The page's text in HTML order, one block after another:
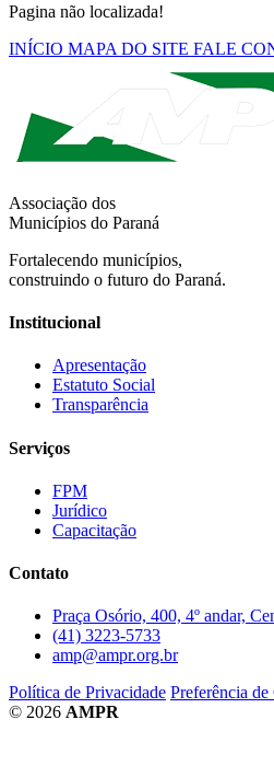
Pagina não localizada!
INÍCIO MAPA DO SITE FALE
Associação dos
Municípios do Paraná
Fortalecendo municípios,
construindo o futuro do Paraná.
Institucional
Apresentação
Estatuto Social
Transparência
Serviços
FPM
Jurídico
Capacitação
Contato
Praça Osório, 400, 4º andar,
(41) 3223-5733
amp@ampr.org.br
Política de Privacidade Preferência
© 2026 AMPR